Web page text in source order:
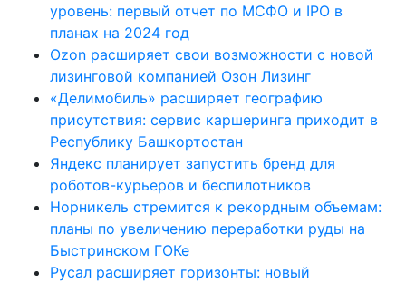
уровень: первый отчет по МСФО и IPO в
планах на 2024 год
Ozon расширяет свои возможности с новой
лизинговой компанией Озон Лизинг
«Делимобиль» расширяет географию
присутствия: сервис каршеринга приходит в
Республику Башкортостан
Яндекс планирует запустить бренд для
роботов-курьеров и беспилотников
Норникель стремится к рекордным объемам:
планы по увеличению переработки руды на
Быстринском ГОКе
Русал расширяет горизонты: новый